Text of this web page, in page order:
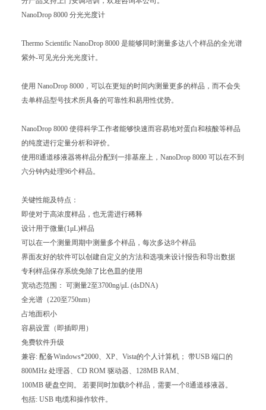
NanoDrop 8000 分光光度计
Thermo Scientific NanoDrop 8000 是能够同时测量多达八个样品的全光谱
紫外-可见光分光光度计。
使用 NanoDrop 8000，可以在更短的时间内测量更多的样品，而不会失
去单样品型号技术所具备的可靠性和易用性优势。
NanoDrop 8000 使得科学工作者能够快速而容易地对蛋白和核酸等样品
的纯度进行定量分析和评价。
使用8通道移液器将样品分配到一排基座上，NanoDrop 8000 可以在不到
六分钟内处理96个样品。
关键性能及特点：
即使对于高浓度样品，也无需进行稀释
设计用于微量(1μL)样品
可以在一个测量周期中测量多个样品，每次多达8个样品
界面友好的软件可以创建自定义的方法和选项来设计报告和导出数据
专利样品保存系统免除了比色皿的使用
宽动态范围： 可测量2至3700ng/μL (dsDNA)
全光谱（220至750nm）
占地面积小
容易设置（即插即用）
免费软件升级
兼容: 配备Windows*2000、XP、Vista的个人计算机； 带USB 端口的
800MHz 处理器、CD ROM 驱动器、128MB RAM、
100MB 硬盘空间。 若要同时加载8个样品，需要一个8通道移液器。
包括: USB 电缆和操作软件。